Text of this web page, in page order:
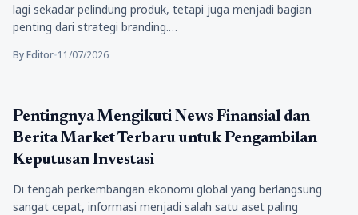
lagi sekadar pelindung produk, tetapi juga menjadi bagian
penting dari strategi branding.…
By Editor•11/07/2026
Bisnis
Pentingnya Mengikuti News Finansial dan
Berita Market Terbaru untuk Pengambilan
Keputusan Investasi
Di tengah perkembangan ekonomi global yang berlangsung
sangat cepat, informasi menjadi salah satu aset paling